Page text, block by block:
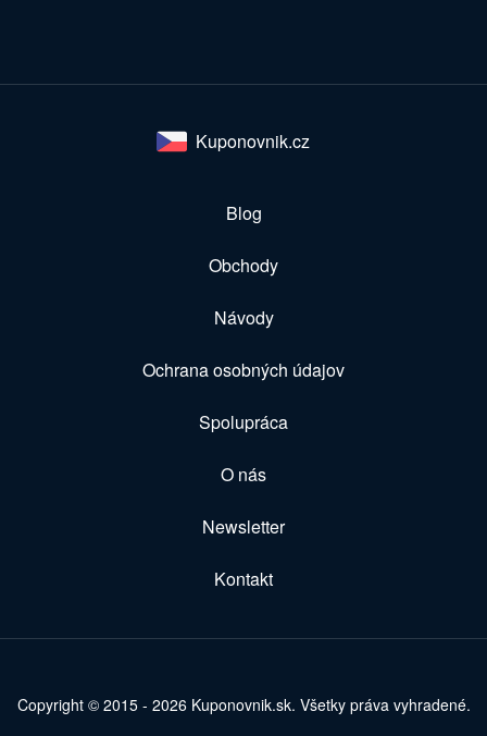
Kuponovnik.cz
Blog
Obchody
Návody
Ochrana osobných údajov
Spolupráca
O nás
Newsletter
Kontakt
Copyright © 2015 - 2026 Kuponovnik.sk. Všetky práva vyhradené.